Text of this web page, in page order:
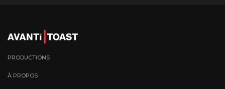
PRODUCTIONS
À PROPOS